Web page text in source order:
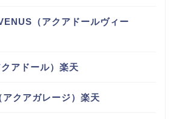
（アクアドールヴィー
アドール）楽天
クアガレージ）楽天